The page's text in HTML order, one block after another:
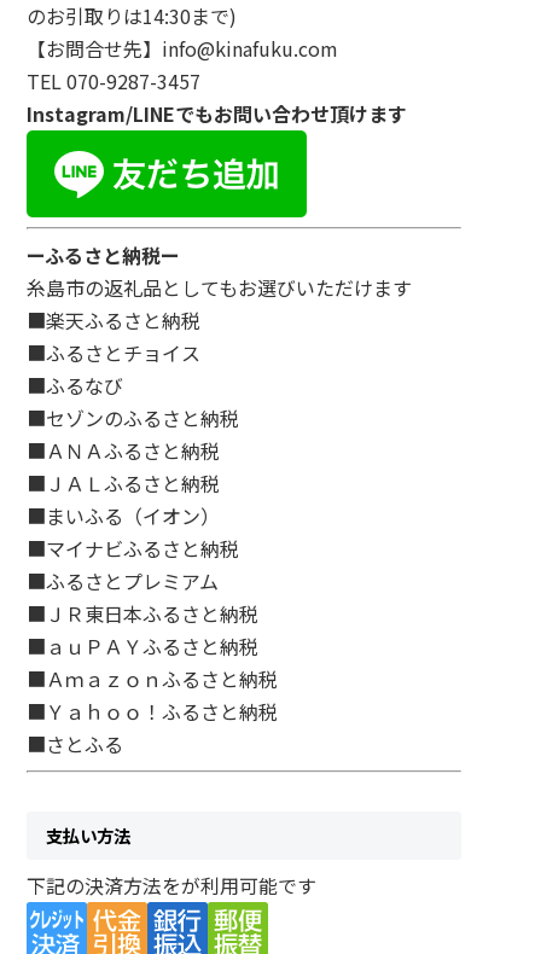
のお引取りは14:30まで)
【お問合せ先】info@kinafuku.com
TEL 070-9287-3457
Instagram/LINEでもお問い合わせ頂けます
ーふるさと納税ー
糸島市の返礼品としてもお選びいただけます
■楽天ふるさと納税
■ふるさとチョイス
■ふるなび
■セゾンのふるさと納税
■ＡＮＡふるさと納税
■ＪＡＬふるさと納税
■まいふる（イオン）
■マイナビふるさと納税
■ふるさとプレミアム
■ＪＲ東日本ふるさと納税
■ａｕＰＡＹふるさと納税
■Ａｍａｚｏｎふるさと納税
■Ｙａｈｏｏ！ふるさと納税
■さとふる
支払い方法
下記の決済方法をが利用可能です